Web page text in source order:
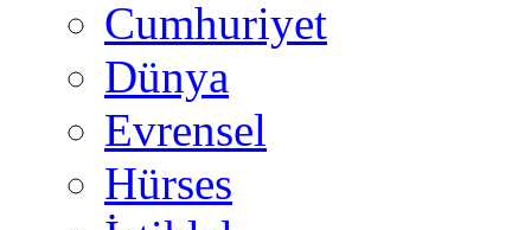
Cumhuriyet
Dünya
Evrensel
Hürses